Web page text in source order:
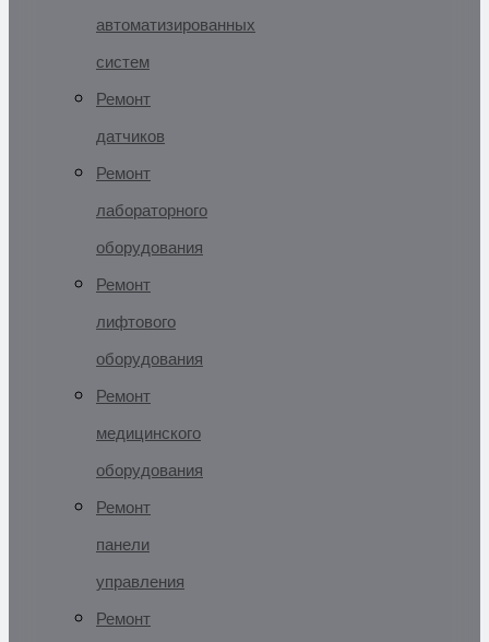
автоматизированных
систем
Ремонт
датчиков
Ремонт
лабораторного
оборудования
Ремонт
лифтового
оборудования
Ремонт
медицинского
оборудования
Ремонт
панели
управления
Ремонт